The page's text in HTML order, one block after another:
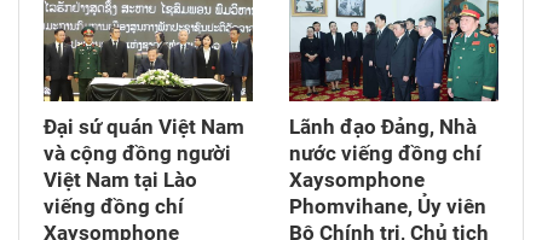
Đại sứ quán Việt Nam
và cộng đồng người
Việt Nam tại Lào
viếng đồng chí
Xaysomphone
Lãnh đạo Đảng, Nhà
nước viếng đồng chí
Xaysomphone
Phomvihane, Ủy viên
Bộ Chính trị, Chủ tịch